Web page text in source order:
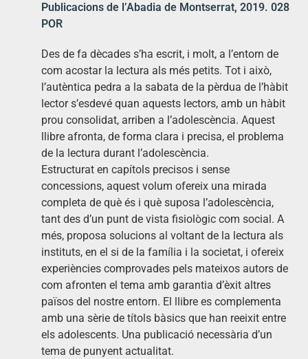
Publicacions de l’Abadia de Montserrat, 2019. 028
POR
Des de fa dècades s’ha escrit, i molt, a l’entorn de
com acostar la lectura als més petits. Tot i això,
l’autèntica pedra a la sabata de la pèrdua de l’hàbit
lector s’esdevé quan aquests lectors, amb un hàbit
prou consolidat, arriben a l’adolescència. Aquest
llibre afronta, de forma clara i precisa, el problema
de la lectura durant l’adolescència.
Estructurat en capítols precisos i sense
concessions, aquest volum ofereix una mirada
completa de què és i què suposa l’adolescència,
tant des d’un punt de vista fisiològic com social. A
més, proposa solucions al voltant de la lectura als
instituts, en el si de la família i la societat, i ofereix
experiències comprovades pels mateixos autors de
com afronten el tema amb garantia d’èxit altres
països del nostre entorn. El llibre es complementa
amb una sèrie de títols bàsics que han reeixit entre
els adolescents. Una publicació necessària d’un
tema de punyent actualitat.